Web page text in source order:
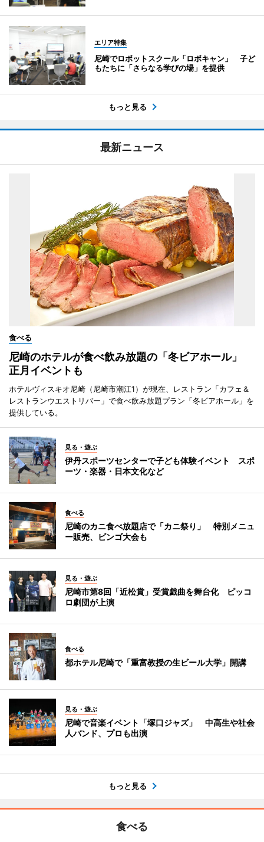
エリア特集
尼崎でロボットスクール「ロボキャン」 子ど
もたちに「さらなる学びの場」を提供
もっと見る
最新ニュース
食べる
尼崎のホテルが食べ飲み放題の「冬ビアホール」
正月イベントも
ホテルヴィスキオ尼崎（尼崎市潮江1）が現在、レストラン「カフェ＆
レストランウエストリバー」で食べ飲み放題プラン「冬ビアホール」を
提供している。
見る・遊ぶ
伊丹スポーツセンターで子ども体験イベント スポ
ーツ・楽器・日本文化など
食べる
尼崎のカニ食べ放題店で「カニ祭り」 特別メニュ
ー販売、ビンゴ大会も
見る・遊ぶ
尼崎市第8回「近松賞」受賞戯曲を舞台化 ピッコ
ロ劇団が上演
食べる
都ホテル尼崎で「重富教授の生ビール大学」開講
見る・遊ぶ
尼崎で音楽イベント「塚口ジャズ」 中高生や社会
人バンド、プロも出演
もっと見る
食べる